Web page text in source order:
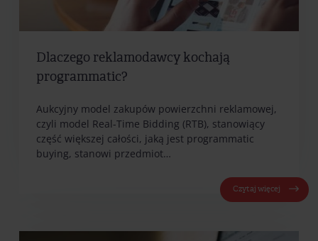
Dlaczego reklamodawcy kochają
programmatic?
Aukcyjny model zakupów powierzchni reklamowej,
czyli model Real-Time Bidding (RTB), stanowiący
część większej całości, jaką jest programmatic
buying, stanowi przedmiot…
Czytaj więcej